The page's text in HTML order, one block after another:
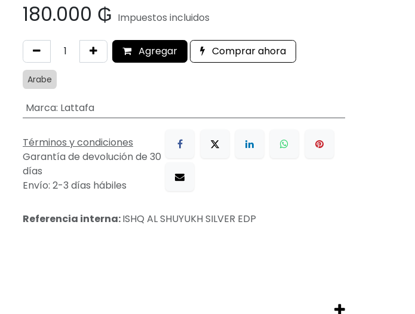
180.000 ₲ Impuestos incluidos
Agregar Comprar ahora
Arabe
Marca: Lattafa
Términos y condiciones
Garantía de devolución de 30
días
Envío: 2-3 días hábiles
Referencia interna:ISHQ AL SHUYUKH SILVER EDP